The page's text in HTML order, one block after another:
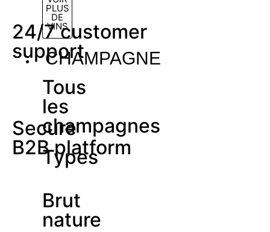
PLUS
DE
VINS
CHAMPAGNE
Tous
les
champagnes
Types
Brut
nature
24/7 customer
support
Secure
B2B platform